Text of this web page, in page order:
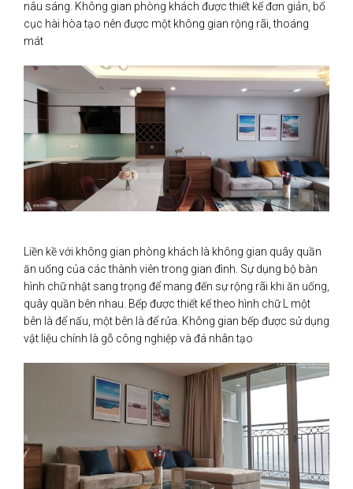
nâu sáng. Không gian phòng khách được thiết kế đơn giản, bố
cục hài hòa tạo nên được một không gian rộng rãi, thoáng
mát
Liền kề với không gian phòng khách là không gian quây quần
ăn uống của các thành viên trong gian đình. Sự dụng bộ bàn
hình chữ nhật sang trọng để mang đến sự rộng rãi khi ăn uống,
quây quần bên nhau. Bếp được thiết kế theo hình chữ L một
bên là để nấu, một bên là để rửa. Không gian bếp được sử dụng
vật liệu chính là gỗ công nghiệp và đá nhân tạo